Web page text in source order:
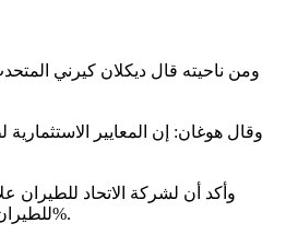
وقال هوغان: إن المعايير
وأكد أن لشركة الاتحاد للطيران
للطيران لا تبحث حاليا عن فرص استحواذ في الهند. وأن ثمة اقتراحا لفتح الملكية الأجنبية ينتظر الآن موافقة مجلس الوزراء، بعد توصية وزيرا الطيران والمالية بتحديدها بنسبة 49%.